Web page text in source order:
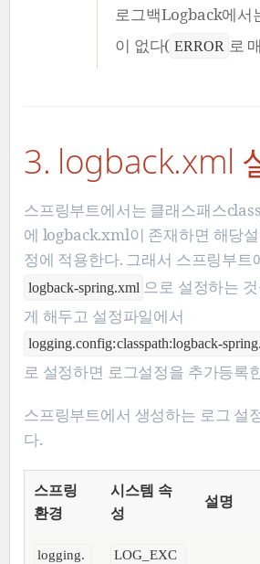
로그백Logback에서
이 없다( ERROR 로
3. logback.xml
스프링부트에서는 클래스패스
에 logback.xml이 존재하면 해당
정에 적용한다. 그래서 스프링부트
logback-spring.xml 으로 설정하는
게 해두고 설정파일에서
logging.config: classpath:logback-
로 설정하면 로그설정을 추가등록
스프링부트에서 생성하는 로그 설
다.
스프링
환경
시스템 속
성
설명
logging.
LOG_EXC